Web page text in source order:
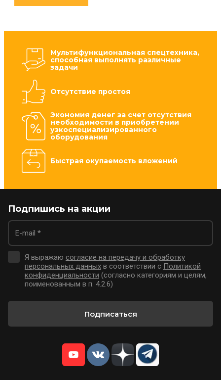
Мультифункциональная спецтехника,
способная выполнять различные
задачи
Отсутствие простоя
Экономия денег за счет отсутствия
необходимости в приобретении
узкоспециализированного
оборудования
Быстрая окупаемость вложений
Подпишись на акции
Я выражаю согласие на передачу и обработку
персональных данных в соответствии с Политикой
конфиденциальности (согласно категориям и целям,
поименованным в п. 4.2.6)
Подписаться